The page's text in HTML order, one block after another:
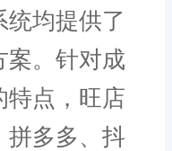
均提供了
案。针对成
特点，旺店
拼多多、抖